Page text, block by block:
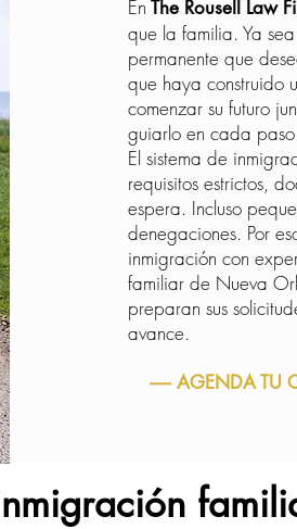
En The Rousell Law
que la familia. Ya
permanente que
que haya construido
comenzar su futuro
guiarlo en cada
El sistema de
requisitos estrictos,
espera. Incluso
denegaciones. Por
inmigración con
familiar de Nueva
preparan sus
avance.
----- AGENDA TU